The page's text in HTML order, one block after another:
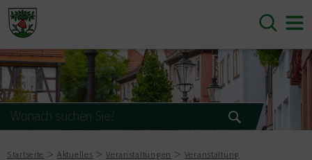
Startseite Aktuelles Veranstaltungen Veranstaltung